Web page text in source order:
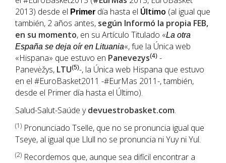
2013) desde el Primer día hasta el Último (al igual que
también, 2 años antes, según Informó la propia FEB,
en su momento, en su Artículo Titulado «La otra
España se deja oír en Lituania«, fue la Única web
«Hispana» que estuvo en Panevezys(4) -
Panevėžys, LTU(5)-, la Única web Hispana que estuvo
en el #EuroBasket2011 -#EurMas 2011-, también,
desde el Primer día hasta el Último).
Salud-Salut-Saúde ydevuestrobasket.com.
(1) Pronunciado Tselle, que no se pronuncia igual que
Tseye, al igual que Llull no se pronuncia ni Yuy ni Yul.
(2) Recordemos que, aunque sea difícil encontrar a